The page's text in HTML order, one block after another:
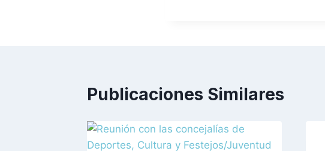
Publicaciones Similares